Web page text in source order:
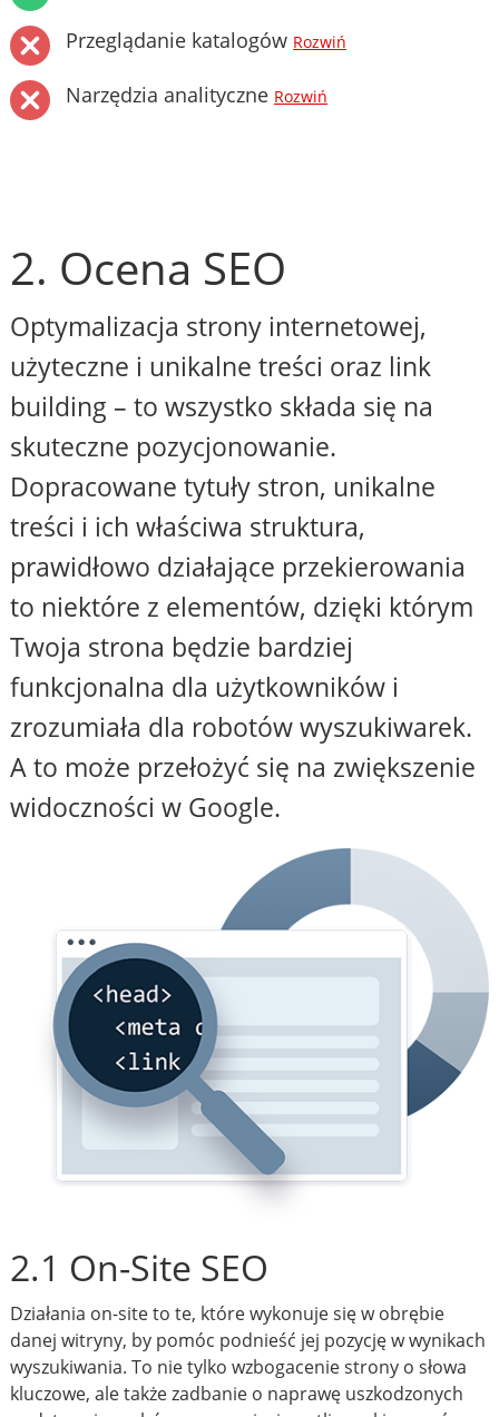
Przeglądanie katalogów Rozwiń
Narzędzia analityczne Rozwiń
2. Ocena SEO
Optymalizacja strony internetowej,
użyteczne i unikalne treści oraz link
building – to wszystko składa się na
skuteczne pozycjonowanie.
Dopracowane tytuły stron, unikalne
treści i ich właściwa struktura,
prawidłowo działające przekierowania
to niektóre z elementów, dzięki którym
Twoja strona będzie bardziej
funkcjonalna dla użytkowników i
zrozumiała dla robotów wyszukiwarek.
A to może przełożyć się na zwiększenie
widoczności w Google.
2.1 On-Site SEO
Działania on-site to te, które wykonuje się w obrębie
danej witryny, by pomóc podnieść jej pozycję w wynikach
wyszukiwania. To nie tylko wzbogacenie strony o słowa
kluczowe, ale także zadbanie o naprawę uszkodzonych